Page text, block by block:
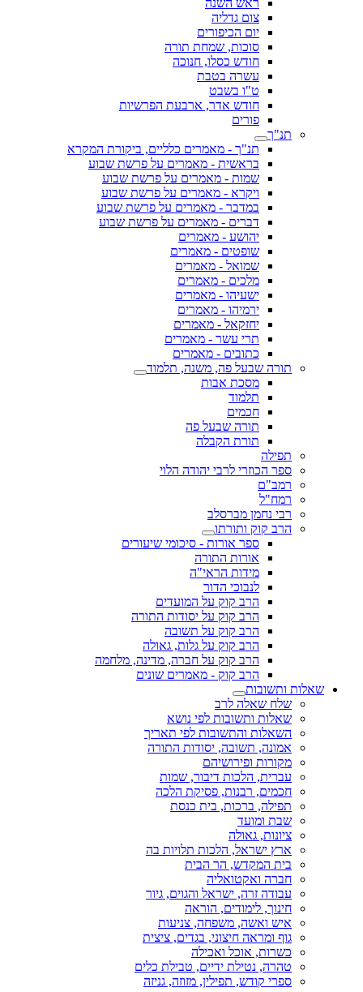
ראש השנה
צום גדליה
יום הכיפורים
סוכות, שמחת תורה
חודש כסלו, חנוכה
עשרה בטבת
ט"ו בשבט
חודש אדר, ארבעת הפרשיות
פורים
תנ"ך
תנ"ך - מאמרים כלליים, ביקורת המקרא
בראשית - מאמרים על פרשת שבוע
שמות - מאמרים על פרשת שבוע
ויקרא - מאמרים על פרשת שבוע
במדבר - מאמרים על פרשת שבוע
דברים - מאמרים על פרשת שבוע
יהושע - מאמרים
שופטים - מאמרים
שמואל - מאמרים
מלכים - מאמרים
ישעיהו - מאמרים
ירמיהו - מאמרים
יחזקאל - מאמרים
תרי עשר - מאמרים
כתובים - מאמרים
תורה שבעל פה, משנה, תלמוד
מסכת אבות
תלמוד
חכמים
תורה שבעל פה
תורת הקבלה
תפילה
ספר הכוזרי לרבי יהודה הלוי
רמב"ם
רמח"ל
רבי נחמן מברסלב
הרב קוק ותורתו
ספר אורות - סיכומי שיעורים
אורות התורה
מידות הראי"ה
לנבוכי הדור
הרב קוק על המועדים
הרב קוק על יסודות התורה
הרב קוק על תשובה
הרב קוק על גלות, גאולה
הרב קוק על חברה, מדינה, מלחמה
הרב קוק - מאמרים שונים
שאלות ותשובות
שלח שאלה לרב
שאלות ותשובות לפי נושא
השאלות והתשובות לפי תאריך
אמונה, תשובה, יסודות התורה
מקורות ופירושיהם
עברית, הלכות דיבור, שמות
חכמים, רבנות, פסיקת הלכה
תפילה, ברכות, בית כנסת
שבת ומועד
ציונות, גאולה
ארץ ישראל, הלכות תלויות בה
בית המקדש, הר הבית
חברה ואקטואליה
עבודה זרה, ישראל והגוים, גיור
חינוך, לימודים, הוראה
איש ואשה, משפחה, צניעות
גוף ומראה חיצוני, בגדים, ציצית
כשרות, אוכל ואכילה
טהרה, נטילת ידיים, טבילת כלים
ספרי קודש, תפילין, מזוזה, גניזה